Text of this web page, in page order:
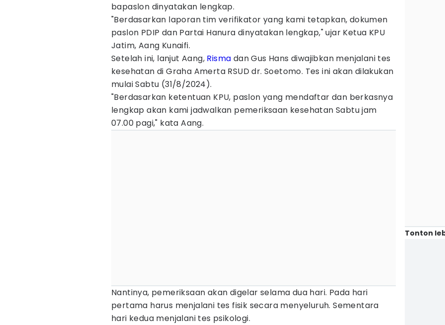
bapaslon dinyatakan lengkap.
"Berdasarkan laporan tim verifikator yang kami tetapkan, dokumen
paslon PDIP dan Partai Hanura dinyatakan lengkap," ujar Ketua KPU
Jatim, Aang Kunaifi.
Setelah ini, lanjut Aang, Risma dan Gus Hans diwajibkan menjalani tes
kesehatan di Graha Amerta RSUD dr. Soetomo. Tes ini akan dilakukan
mulai Sabtu (31/8/2024).
"Berdasarkan ketentuan KPU, paslon yang mendaftar dan berkasnya
lengkap akan kami jadwalkan pemeriksaan kesehatan Sabtu jam
07.00 pagi," kata Aang.
Nantinya, pemeriksaan akan digelar selama dua hari. Pada hari
pertama harus menjalani tes fisik secara menyeluruh. Sementara
hari kedua menjalani tes psikologi.
Tonton